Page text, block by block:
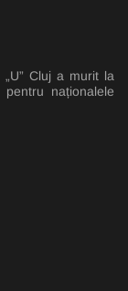
Cluj a murit la
naționalele